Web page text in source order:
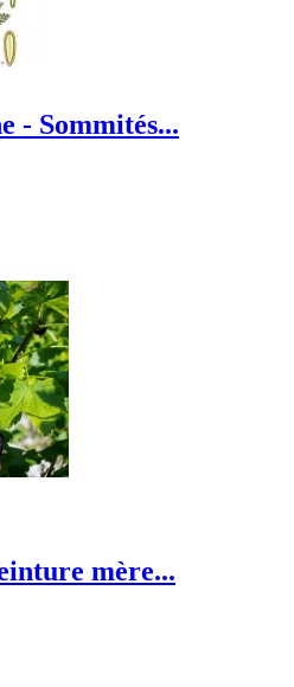
- Sommités...
mère...